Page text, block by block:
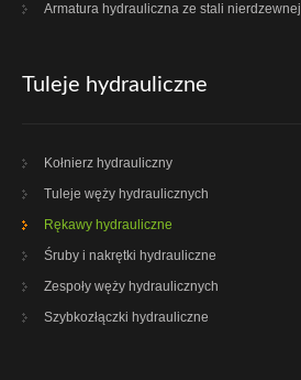
Armatura hydrauliczna ze stali nierdzewnej
Tuleje hydrauliczne
Kołnierz hydrauliczny
Tuleje węży hydraulicznych
Rękawy hydrauliczne
Śruby i nakrętki hydrauliczne
Zespoły węży hydraulicznych
Szybkozłączki hydrauliczne